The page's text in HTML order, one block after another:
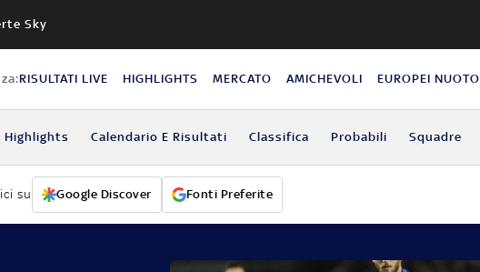
Sky
RISULTATI LIVE HIGHLIGHTS MERCATO AMICHEVOLI EUROPEI NUOTO
Highlights Calendario E Risultati Classifica Probabili Squadre
su Google Discover Fonti Preferite